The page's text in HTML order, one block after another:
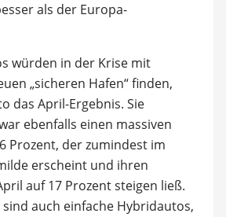
als der Europa-
würden in der Krise mit
„sicheren Hafen“ finden,
das April-Ergebnis. Sie
ebenfalls einen massiven
Prozent, der zumindest im
erscheint und ihren
auf 17 Prozent steigen ließ.
auch einfache Hybridautos,